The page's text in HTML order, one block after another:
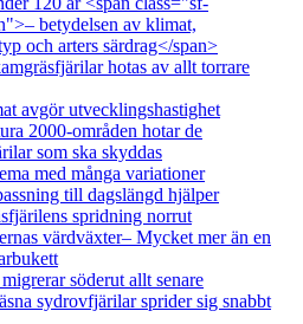
betydelsen av klimat,
och arters särdrag</span>
hotas av allt torrare
avgör utvecklingshastighet
2000-områden hotar de
som ska skyddas
med många variationer
till dagslängd hjälper
spridning norrut
värdväxter– Mycket mer än en
söderut allt senare
sydrovfjärilar sprider sig snabbt